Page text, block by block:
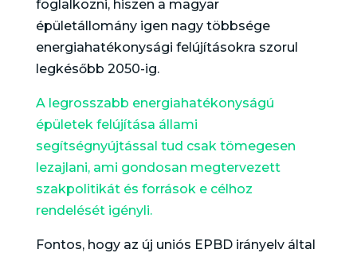
foglalkozni, hiszen a magyar
épületállomány igen nagy többsége
energiahatékonysági felújításokra szorul
legkésőbb 2050-ig.
A legrosszabb energiahatékonyságú
épületek felújítása állami
segítségnyújtással tud csak tömegesen
lezajlani, ami gondosan megtervezett
szakpolitikát és források e célhoz
rendelését igényli.
Fontos, hogy az új uniós EPBD irányelv által